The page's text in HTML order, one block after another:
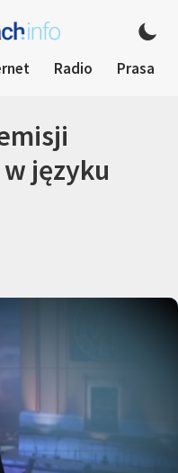
Radio Prasa
języku